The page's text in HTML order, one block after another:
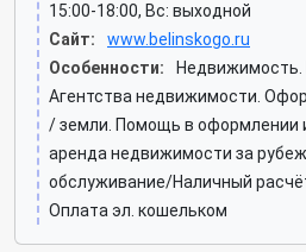
15:00-18:00, Вс: выходной
Сайт:
www.belinskogo.ru
Особенности:
Недвижимость.
Агентства недвижимости.
/ земли. Помощь в оформлении
аренда недвижимости за
обслуживание/Наличный
Оплата эл. кошельком